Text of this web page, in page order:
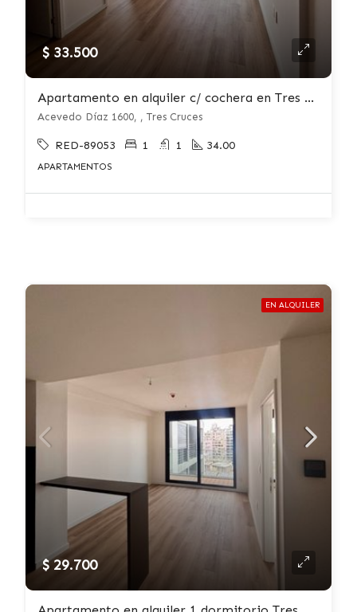
$ 33.500
Apartamento en alquiler c/ cochera en Tres Cruces
Acevedo Díaz 1600, , Tres Cruces
RED-89053 1 1 34.00
APARTAMENTOS
EN ALQUILER
$ 29.700